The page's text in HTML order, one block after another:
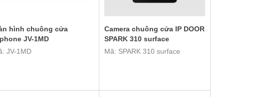
hình chuông cửa
JV-1MD
JV-1MD
Camera chuông cửa IP DOOR
SPARK 310 surface
Mã: SPARK 310 surface